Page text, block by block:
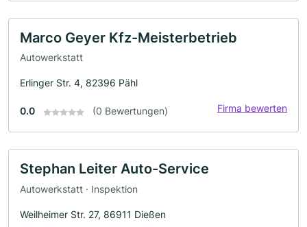
Marco Geyer Kfz-Meisterbetrieb
Autowerkstatt
Erlinger Str. 4, 82396 Pähl
0.0 (0 Bewertungen) Firma bewerten
Stephan Leiter Auto-Service
Autowerkstatt · Inspektion
Weilheimer Str. 27, 86911 Dießen